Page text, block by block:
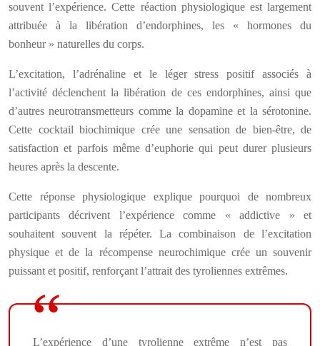
souvent l’expérience. Cette réaction physiologique est largement
attribuée à la libération d’endorphines, les « hormones du
bonheur » naturelles du corps.
L’excitation, l’adrénaline et le léger stress positif associés à
l’activité déclenchent la libération de ces endorphines, ainsi que
d’autres neurotransmetteurs comme la dopamine et la sérotonine.
Cette cocktail biochimique crée une sensation de bien-être, de
satisfaction et parfois même d’euphorie qui peut durer plusieurs
heures après la descente.
Cette réponse physiologique explique pourquoi de nombreux
participants décrivent l’expérience comme « addictive » et
souhaitent souvent la répéter. La combinaison de l’excitation
physique et de la récompense neurochimique crée un souvenir
puissant et positif, renforçant l’attrait des tyroliennes extrêmes.
L’expérience d’une tyrolienne extrême n’est pas